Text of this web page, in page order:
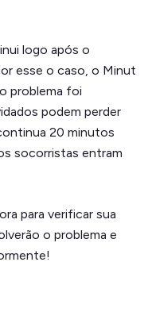
logo após o
esse o caso, o Minut
problema foi
podem perder
20 minutos
socorristas entram
para verificar sua
o problema e